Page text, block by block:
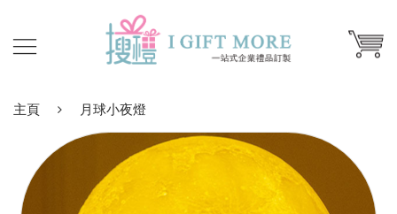
主頁 月球小夜燈